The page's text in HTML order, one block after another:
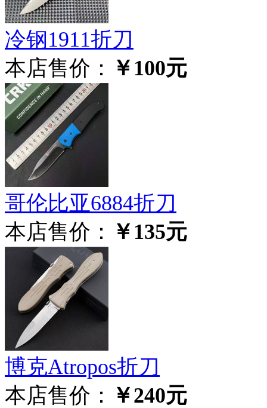
冷钢1911折刀
本店售价： ￥100元
哥伦比亚6884折刀
本店售价： ￥135元
博克Atropos折刀
本店售价： ￥240元